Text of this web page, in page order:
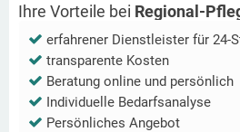
Ihre Vorteile bei Regional-
erfahrener Dienstleister für 24-
transparente Kosten
Beratung online und persönlich
Individuelle Bedarfsanalyse
Persönliches Angebot